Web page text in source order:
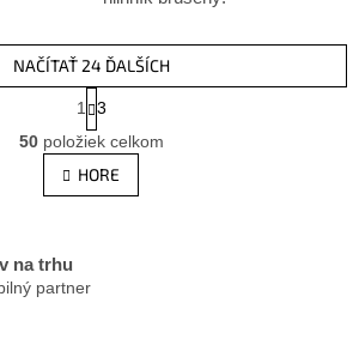
O
v
l
á
i
NAČÍTAŤ 24 ĎALŠÍCH
S
t
r
á
n
k
1
3
50položiek celkom
HORE
na trhu
partner